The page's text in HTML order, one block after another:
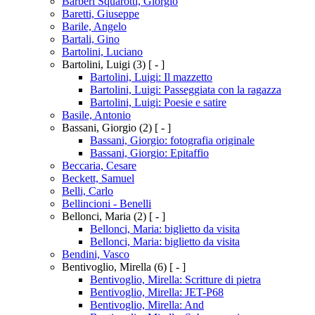
Baretti, Giuseppe
Barile, Angelo
Bartali, Gino
Bartolini, Luciano
Bartolini, Luigi (3) [ - ]
Bartolini, Luigi: Il mazzetto
Bartolini, Luigi: Passeggiata con la ragazza
Bartolini, Luigi: Poesie e satire
Basile, Antonio
Bassani, Giorgio (2) [ - ]
Bassani, Giorgio: fotografia originale
Bassani, Giorgio: Epitaffio
Beccaria, Cesare
Beckett, Samuel
Belli, Carlo
Bellincioni - Benelli
Bellonci, Maria (2) [ - ]
Bellonci, Maria: biglietto da visita
Bellonci, Maria: biglietto da visita
Bendini, Vasco
Bentivoglio, Mirella (6) [ - ]
Bentivoglio, Mirella: Scritture di pietra
Bentivoglio, Mirella: JET-P68
Bentivoglio, Mirella: And